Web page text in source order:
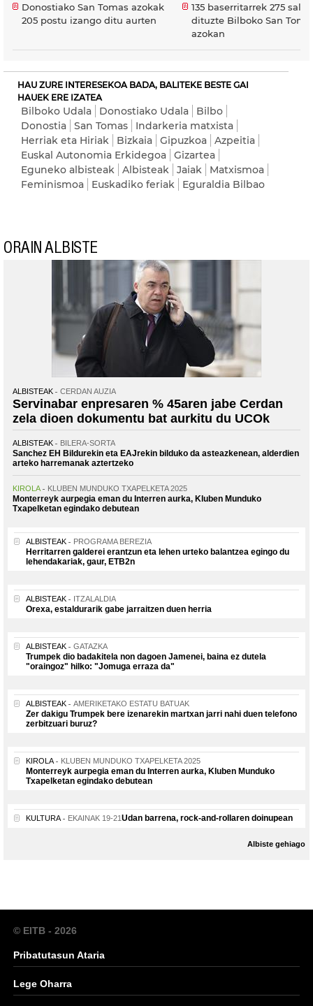
Donostiako San Tomas azokak
205 postu izango ditu aurten
135 baserritarrek 275
dituzte Bilboko San
azokan
HAU ZURE INTERESEKOA BADA, BALITEKE BESTE GAI
HAUEK ERE IZATEA
Bilboko Udala Donostiako Udala
Bilbo
Donostia
San Tomas
Indarkeria matxista
Herriak eta Hiriak
Bizkaia Gipuzkoa
Azpeitia
Euskal Autonomia Erkidegoa
Gizartea
Eguneko albisteak
Albisteak Jaiak
Matxismoa
Feminismoa
Euskadiko feriak Eguraldia Bilbao
ORAIN ALBISTE
ALBISTEAK CERDAN AUZIA
Servinabar enpresaren % 45aren jabe Cerdan
zela dioen dokumentu bat aurkitu du UCOk
ALBISTEAK BILERA-SORTA
Sanchez EH Bildurekin eta EAJrekin bilduko da asteazkenean, alderdien
arteko harremanak aztertzeko
KIROLA KLUBEN MUNDUKO TXAPELKETA 2025
Monterreyk aurpegia eman du Interren aurka, Kluben Munduko
Txapelketan egindako debutean
ALBISTEAK PROGRAMA BEREZIA
Herritarren galderei erantzun eta lehen urteko balantzea egingo du
lehendakariak, gaur, ETB2n
ALBISTEAK ITZALALDIA
Orexa, estaldurarik gabe jarraitzen duen herria
ALBISTEAK GATAZKA
Trumpek dio badakitela non dagoen Jamenei, baina ez dutela
"oraingoz" hilko: "Jomuga erraza da"
ALBISTEAK AMERIKETAKO ESTATU BATUAK
Zer dakigu Trumpek bere izenarekin martxan jarri nahi duen telefono
zerbitzuari buruz?
KIROLA KLUBEN MUNDUKO TXAPELKETA 2025
Monterreyk aurpegia eman du Interren aurka, Kluben Munduko
Txapelketan egindako debutean
KULTURA EKAINAK 19-21Udan barrena, rock-and-rollaren doinupean
Albiste gehiago
© EITB - 2026
Pribatutasun Ataria
Lege Oharra